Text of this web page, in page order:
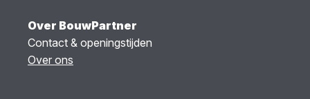
Over BouwPartner
Contact & openingstijden
Over ons